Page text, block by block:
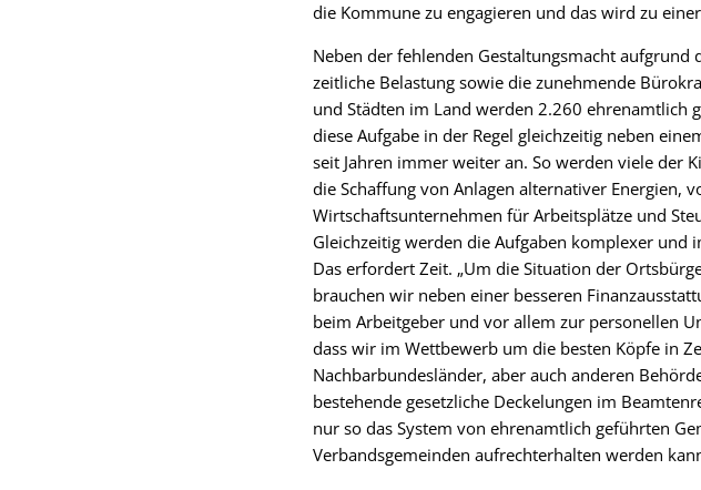
die Kommune zu engagieren und das wird zu
Neben der fehlenden Gestaltungsmacht
zeitliche Belastung sowie die zunehmende
und Städten im Land werden 2.260
diese Aufgabe in der Regel gleichzeitig neben
seit Jahren immer weiter an. So werden viele der
die Schaffung von Anlagen alternativer Energien,
Wirtschaftsunternehmen für Arbeitsplätze und
Gleichzeitig werden die Aufgaben komplexer
Das erfordert Zeit. „Um die Situation der
brauchen wir neben einer besseren
beim Arbeitgeber und vor allem zur personellen
dass wir im Wettbewerb um die besten Köpfe in
Nachbarbundesländer, aber auch anderen
bestehende gesetzliche Deckelungen im
nur so das System von ehrenamtlich geführten
Verbandsgemeinden aufrechterhalten werden